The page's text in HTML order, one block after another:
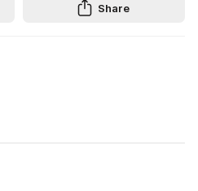
Share